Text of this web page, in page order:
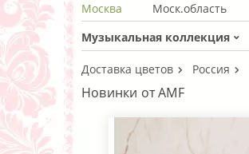
Москва Моск.область
Музыкальная коллекция
Доставка цветов Россия
Новинки от AMF